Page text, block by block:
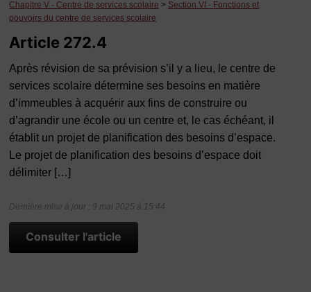
Chapitre V - Centre de services scolaire > Section VI - Fonctions et
pouvoirs du centre de services scolaire
Article 272.4
Après révision de sa prévision s’il y a lieu, le centre de
services scolaire détermine ses besoins en matière
d’immeubles à acquérir aux fins de construire ou
d’agrandir une école ou un centre et, le cas échéant, il
établit un projet de planification des besoins d’espace.
Le projet de planification des besoins d’espace doit
délimiter […]
Dernière mise à jour : 9 mai 2025 à 15:44
Consulter l'article